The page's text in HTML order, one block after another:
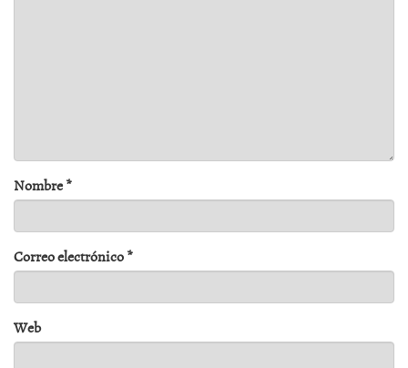
Nombre*
Correo electrónico*
Web